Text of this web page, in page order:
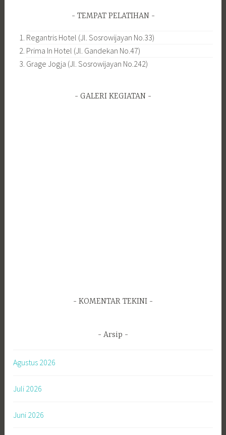
TEMPAT PELATIHAN
Regantris Hotel (Jl. Sosrowijayan No.33)
Prima In Hotel (Jl. Gandekan No.47)
Grage Jogja (Jl. Sosrowijayan No.242)
GALERI KEGIATAN
KOMENTAR TEKINI
Arsip
Agustus 2026
Juli 2026
Juni 2026